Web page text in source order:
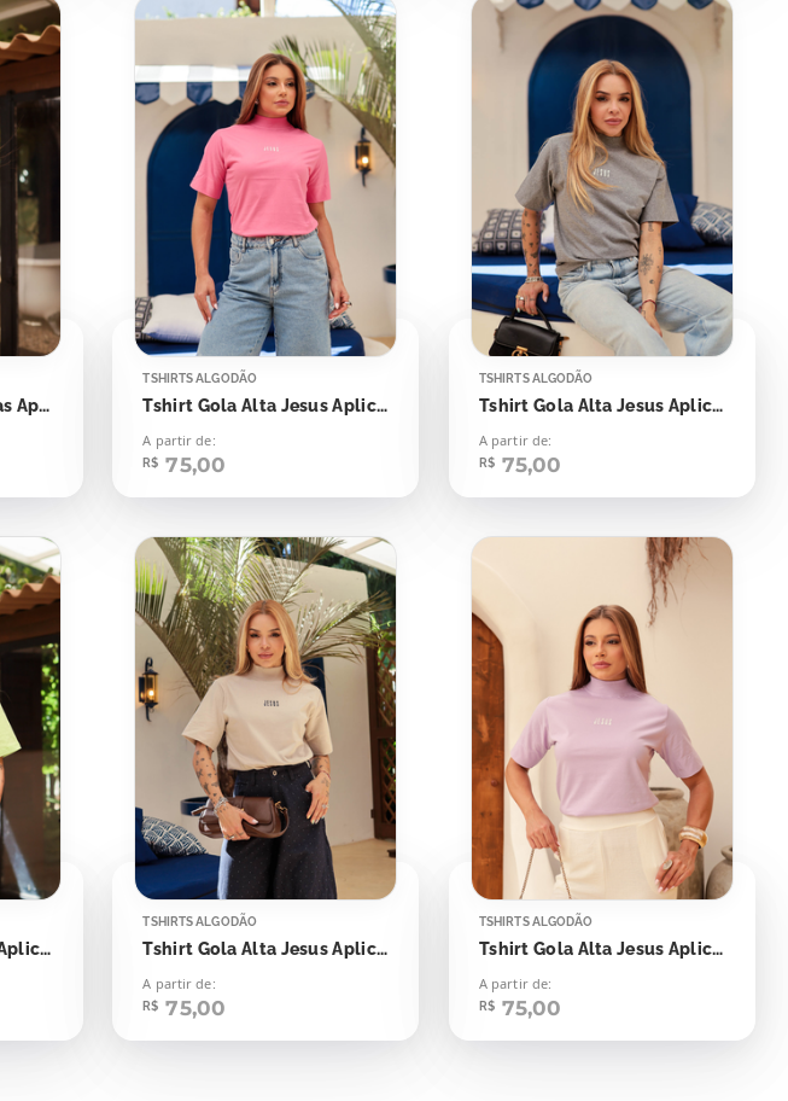
Tshirt Corações Mangas Aplicação
TSHIRTS ALGODÃO
Tshirt Gola Alta Jesus Aplicação
A partir de:
R$ 75,00
TSHIRTS ALGODÃO
Tshirt Gola Alta Jesus Aplicação
A partir de:
R$ 75,00
Tshirt Gola Alta Jesus Aplicação
TSHIRTS ALGODÃO
Tshirt Gola Alta Jesus Aplicação
A partir de:
R$ 75,00
TSHIRTS ALGODÃO
Tshirt Gola Alta Jesus Aplicação
A partir de:
R$ 75,00